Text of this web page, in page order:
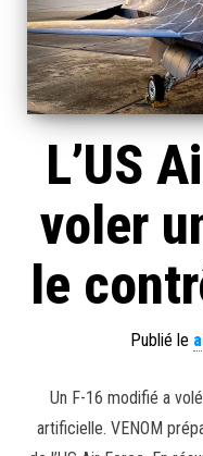
L’US
voler
le
Publié le
Un F-16 modifié a
artificielle. VENOM